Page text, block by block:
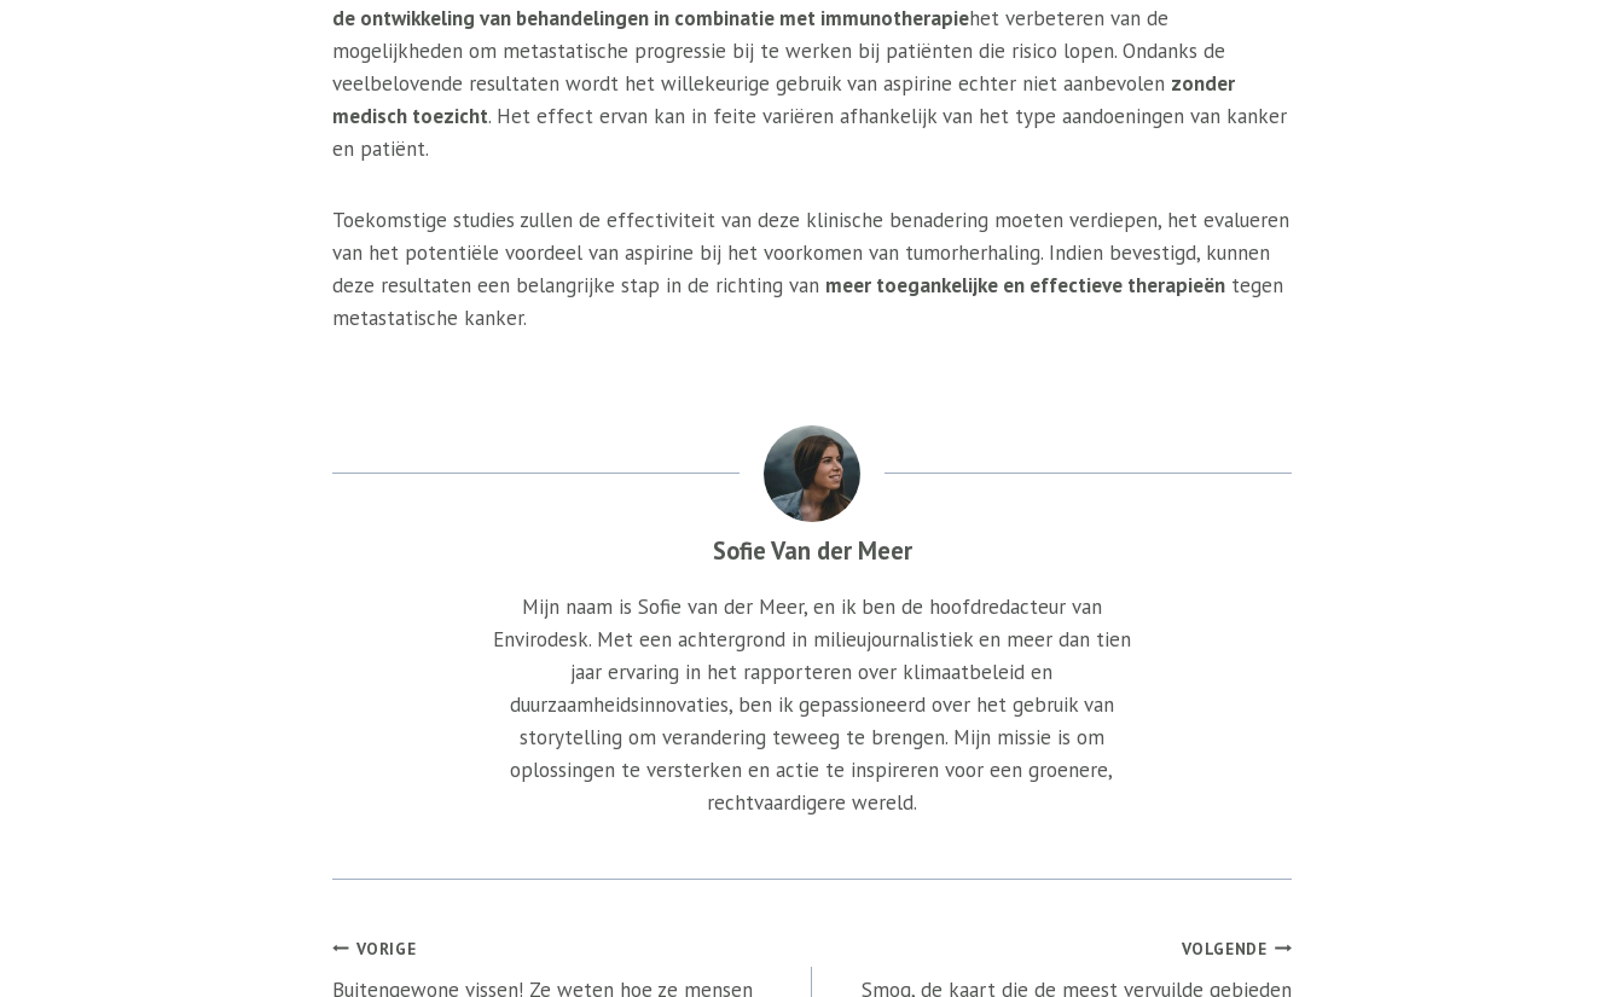
de ontwikkeling van behandelingen in combinatie met immunotherapiehet verbeteren van de
mogelijkheden om metastatische progressie bij te werken bij patiënten die risico lopen. Ondanks de
veelbelovende resultaten wordt het willekeurige gebruik van aspirine echter niet aanbevolen zonder
medisch toezicht. Het effect ervan kan in feite variëren afhankelijk van het type aandoeningen van kanker
en patiënt.
Toekomstige studies zullen de effectiviteit van deze klinische benadering moeten verdiepen, het evalueren
van het potentiële voordeel van aspirine bij het voorkomen van tumorherhaling. Indien bevestigd, kunnen
deze resultaten een belangrijke stap in de richting van meer toegankelijke en effectieve therapieën tegen
metastatische kanker.
Sofie Van der Meer
Mijn naam is Sofie van der Meer, en ik ben de hoofdredacteur van
Envirodesk. Met een achtergrond in milieujournalistiek en meer dan tien
jaar ervaring in het rapporteren over klimaatbeleid en
duurzaamheidsinnovaties, ben ik gepassioneerd over het gebruik van
storytelling om verandering teweeg te brengen. Mijn missie is om
oplossingen te versterken en actie te inspireren voor een groenere,
rechtvaardigere wereld.
Bericht
VORIGE
Buitengewone vissen! Ze weten hoe ze mensen
VOLGENDE
Smog, de kaart die de meest vervuilde gebieden